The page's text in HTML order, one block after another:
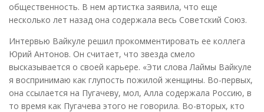
общественность. В нем артистка заявила, что еще
несколько лет назад она содержала весь Советский Союз.
Интервью Вайкуле решил прокомментировать ее коллега
Юрий Антонов. Он считает, что звезда смело
высказывается о своей карьере. «Эти слова Лаймы Вайкуле
я воспринимаю как глупость пожилой женщины. Во-первых,
она ссылается на Пугачеву, мол, Алла содержала Россию, в
то время как Пугачева этого не говорила. Во-вторых, кто